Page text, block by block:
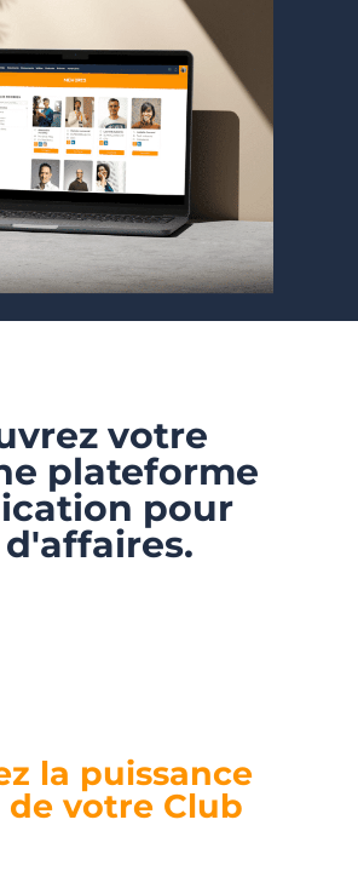
votre
plateforme
pour
la puissance
de votre Club